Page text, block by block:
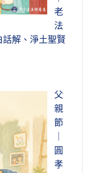
老
法
話解、淨土聖賢
父
親
節
圓
孝